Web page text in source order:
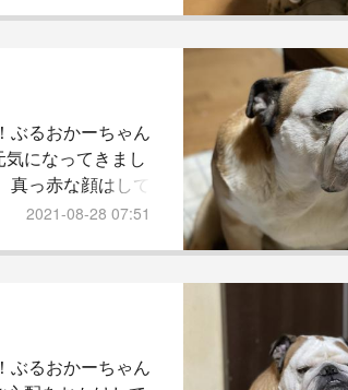
こちょこ起きては
困ったちゃんで
、平和でよろし
ていたSHIRAHA
影響...
ぶるおかーちゃん
になってきまし
っ赤な顔はして
普通かな？昨日
ここ。笑平日は貸
晴天！まだ増水
っておりまし
フォー。笑日焼け
2021-08-28 07:51
ぶるおかーちゃん